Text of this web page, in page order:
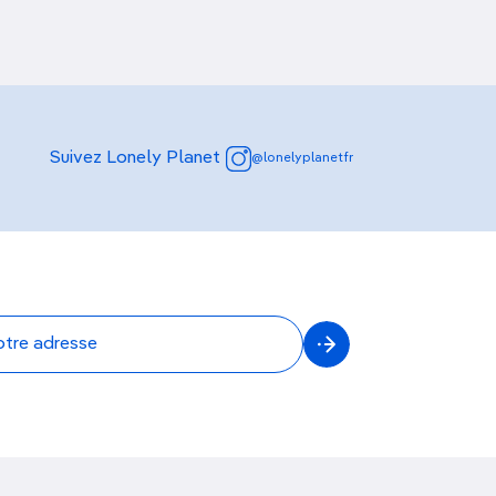
Suivez Lonely Planet @lonelyplanetfr